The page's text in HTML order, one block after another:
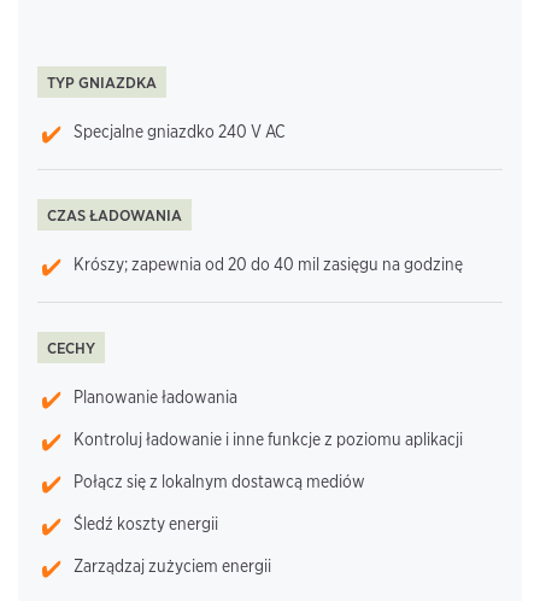
TYP GNIAZDKA
Specjalne gniazdko 240 V AC
CZAS ŁADOWANIA
Krószy; zapewnia od 20 do 40 mil zasięgu na godzinę
CECHY
Planowanie ładowania
Kontroluj ładowanie i inne funkcje z poziomu aplikacji
Połącz się z lokalnym dostawcą mediów
Śledź koszty energii
Zarządzaj zużyciem energii